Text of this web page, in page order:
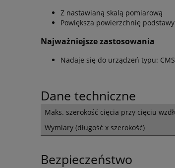
Z nastawianą skalą pomiarową
Powiększa powierzchnię
Najważniejsze zastosowania
Nadaje się do urządzeń typu: CMS
Dane techniczne
Maks. szerokość cięcia przy cięciu
Wymiary (długość x szerokość)
Bezpieczeństwo